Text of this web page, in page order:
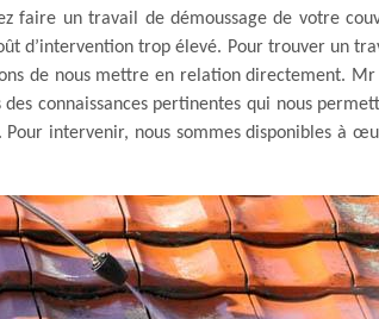
faire un travail de démoussage de votre
d’intervention trop élevé. Pour trouver un
de nous mettre en relation directement.
des connaissances pertinentes qui nous
intervenir, nous sommes disponibles à